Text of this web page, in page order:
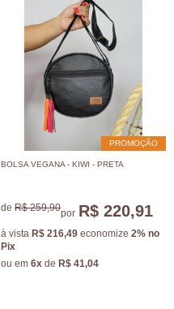
PROMOÇÃO
BOLSA VEGANA - KIWI - PRETA
de R$ 259,90por R$ 220,91
à vista R$ 216,49 economize 2% no
Pix
ou em 6x de R$ 41,04